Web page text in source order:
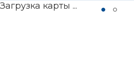
Загрузка карты ...